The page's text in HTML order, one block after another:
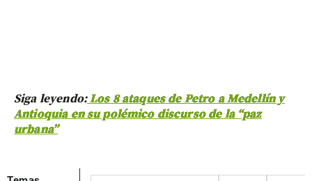
Siga leyendo:Los 8 ataques de Petro a Medellín y
Antioquia en su polémico discurso de la “paz
urbana”